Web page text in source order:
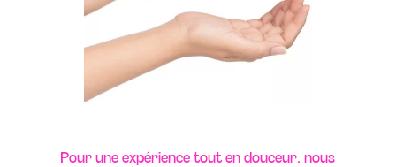
Pour une expérience tout en douceur, nous